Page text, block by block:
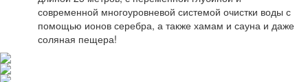
современной многоуровневой системой очистки воды с
помощью ионов серебра, а также хамам и сауна и даже
соляная пещера!